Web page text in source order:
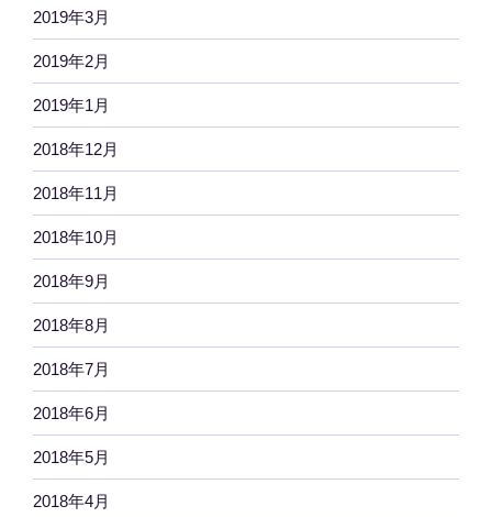
2019年3月
2019年2月
2019年1月
2018年12月
2018年11月
2018年10月
2018年9月
2018年8月
2018年7月
2018年6月
2018年5月
2018年4月